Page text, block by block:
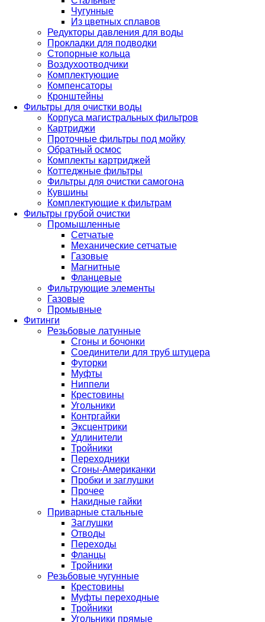
Чугунные
Из цветных сплавов
Редукторы давления для воды
Прокладки для подводки
Стопорные кольца
Воздухоотводчики
Комплектующие
Компенсаторы
Кронштейны
Фильтры для очистки воды
Корпуса магистральных фильтров
Картриджи
Проточные фильтры под мойку
Обратный осмос
Комплекты картриджей
Коттеджные фильтры
Фильтры для очистки самогона
Кувшины
Комплектующие к фильтрам
Фильтры грубой очистки
Промышленные
Сетчатые
Механические сетчатые
Газовые
Магнитные
Фланцевые
Фильтрующие элементы
Газовые
Промывные
Фитинги
Резьбовые латунные
Сгоны и бочонки
Соединители для труб штуцера
Футорки
Муфты
Ниппели
Крестовины
Угольники
Контргайки
Эксцентрики
Удлинители
Тройники
Переходники
Сгоны-Американки
Пробки и заглушки
Прочее
Накидные гайки
Приварные стальные
Заглушки
Отводы
Переходы
Фланцы
Тройники
Резьбовые чугунные
Крестовины
Муфты переходные
Тройники
Угольники прямые